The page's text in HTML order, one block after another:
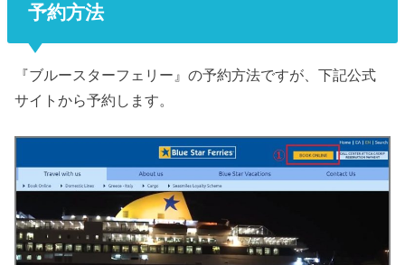
予約方法
『ブルースターフェリー』の予約方法ですが、下記公式
サイトから予約します。